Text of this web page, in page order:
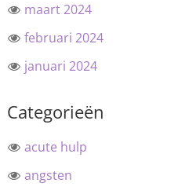
maart 2024
februari 2024
januari 2024
Categorieën
acute hulp
angsten